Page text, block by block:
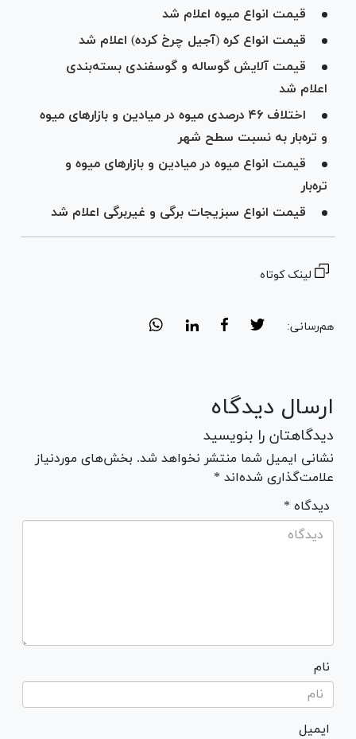
قیمت انواع میوه اعلام شد
قیمت انواع کره (آجیل چرخ کرده) اعلام شد
قیمت آلایش گوساله و گوسفندی بسته‌بندی
اعلام شد
اختلاف ۴۶ درصدی میوه در میادین و بازار‌های میوه
و تره‌بار به نسبت سطح شهر
قیمت انواع میوه در میادین و بازارهای میوه و
تره‌بار
قیمت انواع سبزیجات برگی و غیربرگی اعلام شد
لینک کوتاه
هم‌رسانی:
ارسال دیدگاه
دیدگاهتان را بنویسید
نشانی ایمیل شما منتشر نخواهد شد. بخش‌های موردنیاز
علامت‌گذاری شده‌اند *
* دیدگاه
نام
ایمیل